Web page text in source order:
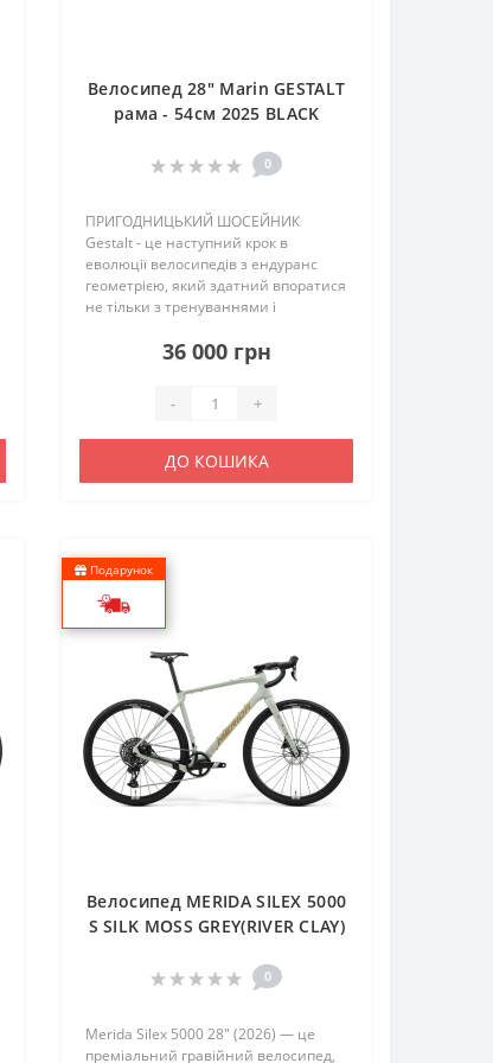
Велосипед 28" Marin GESTALT
рама - 54см 2025 BLACK
0
ПРИГОДНИЦЬКИЙ ШОСЕЙНИК
Gestalt - це наступний крок в
еволюції велосипедів з ендуранс
геометрією, який здатний впоратися
не тільки з тренуваннями і
роль спритного комьютера або
36 000 грн
- +
ДО КОШИКА
Подарунок
Велосипед MERIDA SILEX 5000
S SILK MOSS GREY(RIVER CLAY)
0
Merida Silex 5000 28″ (2026) — це
преміальний гравійний велосипед,